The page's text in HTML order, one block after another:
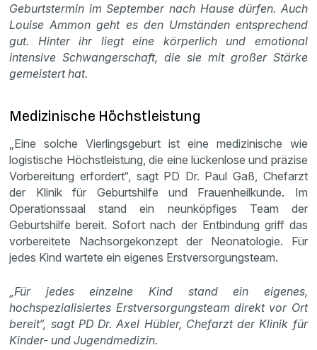
Geburtstermin im September nach Hause dürfen. Auch
Louise Ammon geht es den Umständen entsprechend
gut. Hinter ihr liegt eine körperlich und emotional
intensive Schwangerschaft, die sie mit großer Stärke
gemeistert hat.
Medizinische Höchstleistung
„Eine solche Vierlingsgeburt ist eine medizinische wie
logistische Höchstleistung, die eine lückenlose und präzise
Vorbereitung erfordert“, sagt PD Dr. Paul Gaß, Chefarzt
der Klinik für Geburtshilfe und Frauenheilkunde. Im
Operationssaal stand ein neunköpfiges Team der
Geburtshilfe bereit. Sofort nach der Entbindung griff das
vorbereitete Nachsorgekonzept der Neonatologie. Für
jedes Kind wartete ein eigenes Erstversorgungsteam.
„Für jedes einzelne Kind stand ein eigenes,
hochspezialisiertes Erstversorgungsteam direkt vor Ort
bereit“, sagt PD Dr. Axel Hübler, Chefarzt der Klinik für
Kinder- und Jugendmedizin.